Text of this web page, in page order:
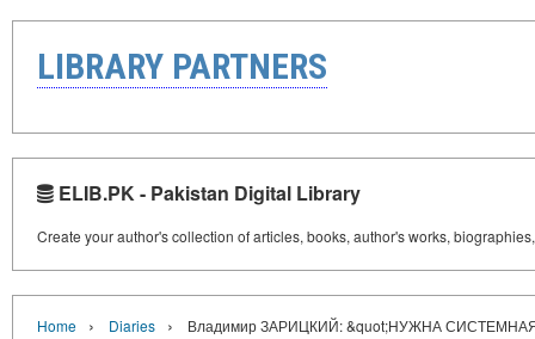
LIBRARY PARTNERS
ELIB.PK - Pakistan Digital Library
Create your author's collection of articles, books, author's works,
Home › Diaries › Владимир ЗАРИЦКИЙ: &quot;НУЖНА